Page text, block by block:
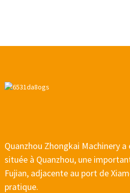
Quanzhou Zhongkai Machinery a
située à Quanzhou, une
Fujian, adjacente au port de
pratique.